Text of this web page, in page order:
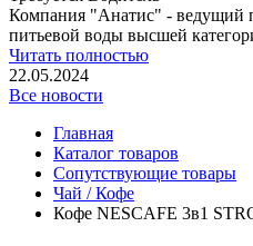
Компания "Анатис" - ведущий
питьевой воды высшей
Читать полностью
22.05.2024
Все новости
Главная
Каталог товаров
Сопутствующие товары
Чай / Кофе
Кофе NESCAFE 3в1